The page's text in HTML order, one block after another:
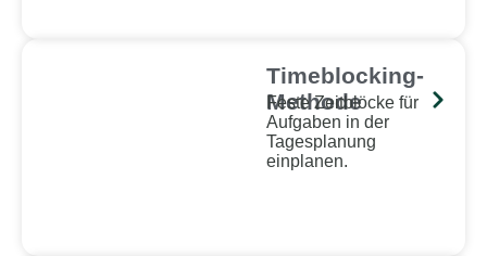
Timeblocking-
Methode
Feste Zeitblöcke für
Aufgaben in der
Tagesplanung
einplanen.